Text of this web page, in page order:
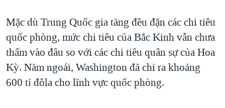
Mặc dù Trung Quốc gia tăng đều đặn các chi tiêu
quốc phòng, mức chi tiêu của Bắc Kinh vẫn chưa
thấm vào đâu so với các chi tiêu quân sự của Hoa
Kỳ. Năm ngoái, Washington đã chi ra khoảng
600 tỉ đôla cho lĩnh vực quốc phòng.